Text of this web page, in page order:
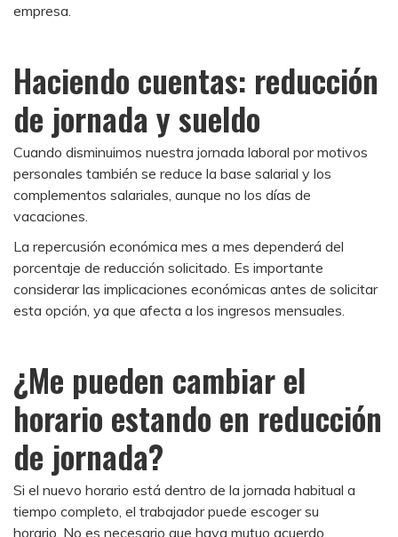
empresa.
Haciendo cuentas: reducción
de jornada y sueldo
Cuando disminuimos nuestra jornada laboral por motivos
personales también se reduce la base salarial y los
complementos salariales, aunque no los días de
vacaciones.
La repercusión económica mes a mes dependerá del
porcentaje de reducción solicitado. Es importante
considerar las implicaciones económicas antes de solicitar
esta opción, ya que afecta a los ingresos mensuales.
¿Me pueden cambiar el
horario estando en reducción
de jornada?
Si el nuevo horario está dentro de la jornada habitual a
tiempo completo, el trabajador puede escoger su
horario. No es necesario que haya mutuo acuerdo.